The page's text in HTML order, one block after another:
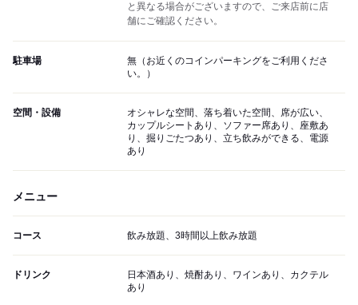
と異なる場合がございますので、ご来店前に店
舗にご確認ください。
駐車場
無（お近くのコインパーキングをご利用くださ
い。）
空間・設備
オシャレな空間、落ち着いた空間、席が広い、
カップルシートあり、ソファー席あり、座敷あ
り、掘りごたつあり、立ち飲みができる、電源
あり
メニュー
コース 飲み放題、3時間以上飲み放題
ドリンク
日本酒あり、焼酎あり、ワインあり、カクテル
あり